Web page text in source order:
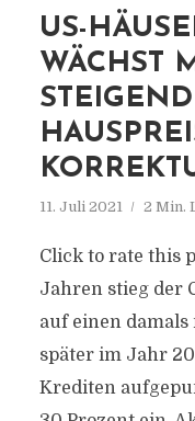
US-
WÄCHST
11. Juli 2021 2 Min.
Click to rate this
Jahren stieg der
auf einen
später im Jahr
Krediten